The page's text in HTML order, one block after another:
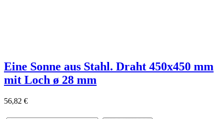
Eine Sonne aus Stahl. Draht 450x450 mm
mit Loch ø 28 mm
56,82 €